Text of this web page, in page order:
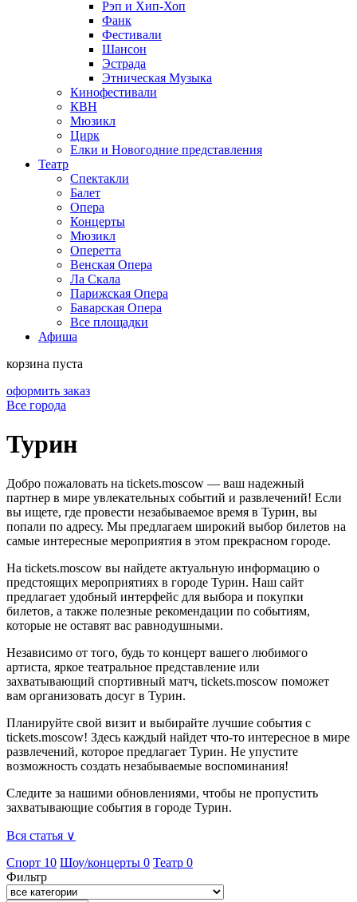
Рэп и Хип-Хоп
Фанк
Фестивали
Шансон
Эстрада
Этническая Музыка
Кинофестивали
КВН
Мюзикл
Цирк
Елки и Новогодние представления
Театр
Спектакли
Балет
Опера
Концерты
Мюзикл
Оперетта
Венская Опера
Ла Скала
Парижская Опера
Баварская Опера
Все площадки
Афиша
корзина пуста
оформить заказ
Все города
Турин
Добро пожаловать на tickets.moscow — ваш надежный
партнер в мире увлекательных событий и развлечений! Если
вы ищете, где провести незабываемое время в Турин, вы
попали по адресу. Мы предлагаем широкий выбор билетов на
самые интересные мероприятия в этом прекрасном городе.
На tickets.moscow вы найдете актуальную информацию о
предстоящих мероприятиях в городе Турин. Наш сайт
предлагает удобный интерфейс для выбора и покупки
билетов, а также полезные рекомендации по событиям,
которые не оставят вас равнодушными.
Независимо от того, будь то концерт вашего любимого
артиста, яркое театральное представление или
захватывающий спортивный матч, tickets.moscow поможет
вам организовать досуг в Турин.
Планируйте свой визит и выбирайте лучшие события с
tickets.moscow! Здесь каждый найдет что-то интересное в мире
развлечений, которое предлагает Турин. Не упустите
возможность создать незабываемые воспоминания!
Следите за нашими обновлениями, чтобы не пропустить
захватывающие события в городе Турин.
Вся статья ∨
Спорт 10 Шоу/концерты 0 Театр 0
Фильтр